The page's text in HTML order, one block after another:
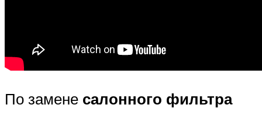
По замене салонного фильтра